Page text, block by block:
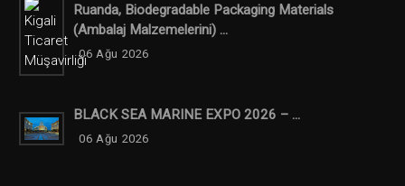
Ruanda, Biodegradable Packaging Materials
(ambalaj Malzemelerini) ...
06 Ağu 2026
BLACK SEA MARINE EXPO 2026 – ...
06 Ağu 2026